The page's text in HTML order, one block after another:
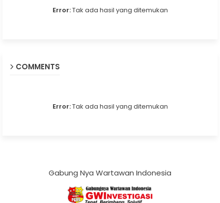
Error:Tak ada hasil yang ditemukan
COMMENTS
Error:Tak ada hasil yang ditemukan
Gabung Nya Wartawan Indonesia